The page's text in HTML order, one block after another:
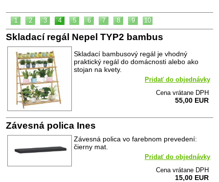
1 2 3 4 5 6 7 8 9 10
Skladací regál Nepel TYP2 bambus
Skladací bambusový regál je vhodný
praktický regál do domácnosti alebo ako
stojan na kvety.
Pridať do objednávky
Cena vrátane DPH
55,00 EUR
Závesná polica Ines
Závesná polica vo farebnom prevedení:
čierny mat.
Pridať do objednávky
Cena vrátane DPH
15,00 EUR